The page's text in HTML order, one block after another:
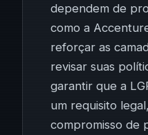
dependem de
como a
reforçar as
revisar suas
garantir que a
um requisito
compromisso de